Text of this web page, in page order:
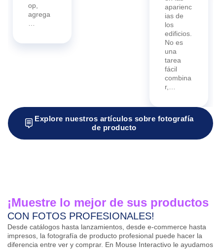
op,
agrega
aparienc
ias de
los
edificios.
No es
una
tarea
fácil
combina
r,…
Explore nuestros artículos sobre fotografía
de producto
¡Muestre lo mejor de sus productos
CON FOTOS PROFESIONALES!
Desde catálogos hasta lanzamientos, desde e-commerce hasta
impresos, la fotografía de producto profesional puede hacer la
diferencia entre ver y comprar. En Mouse Interactivo le ayudamos